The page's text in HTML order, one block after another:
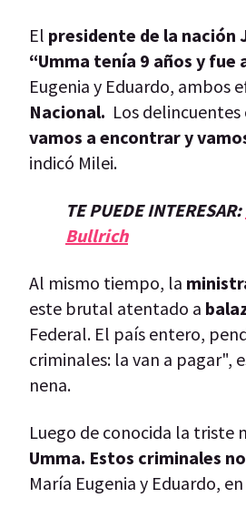
El presidente de la nación
“Umma tenía 9 años y
Eugenia y Eduardo, ambos
Nacional. Los
vamos a encontrar y
indicó Milei.
TE PUEDE INTERESAR:
Bullrich
Al mismo tiempo, la
este brutal atentado a
Federal. El país entero,
criminales: la van a
nena.
Luego de conocida la triste
Umma. Estos criminales
María Eugenia y Eduardo,